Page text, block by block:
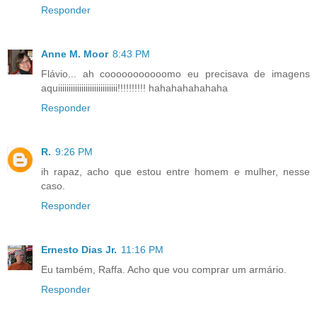
Responder
Anne M. Moor 8:43 PM
Flávio... ah cooooooooooomo eu precisava de imagens
aquiiiiiiiiiiiiiiiiiiiiiiiiiiii!!!!!!!!!! hahahahahahaha
Responder
R. 9:26 PM
ih rapaz, acho que estou entre homem e mulher, nesse
caso.
Responder
Ernesto Dias Jr. 11:16 PM
Eu também, Raffa. Acho que vou comprar um armário.
Responder